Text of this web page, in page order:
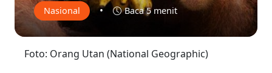
Nasional • Baca 5 menit
Foto: Orang Utan (National Geographic)